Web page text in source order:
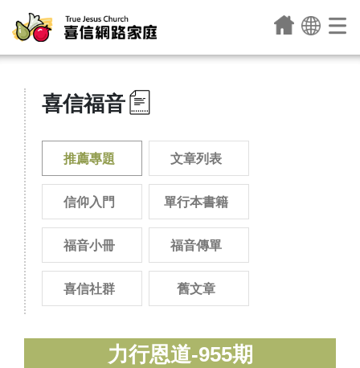
喜信福音
推薦專題 文章列表
信仰入門 單行本書籍
福音小冊 福音傳單
喜信社群 舊文章
力行恩道-955期